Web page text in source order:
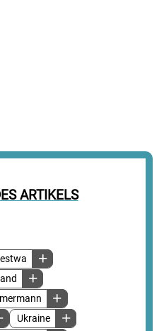
ARTIKELS
Ukraine